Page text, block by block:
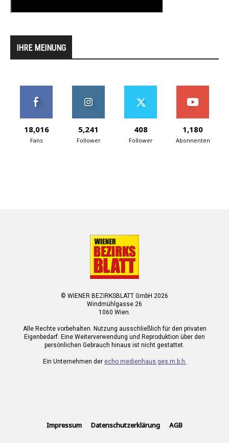
IHRE MEINUNG
18,016
Fans
5,241
Follower
408
Follower
1,180
Abonnenten
© WIENER BEZIRKSBLATT GmbH 2026
Windmühlgasse 26
1060 Wien.
Alle Rechte vorbehalten. Nutzung ausschließlich für den privaten
Eigenbedarf. Eine Weiterverwendung und Reproduktion über den
persönlichen Gebrauch hinaus ist nicht gestattet.
Ein Unternehmen der echo medienhaus ges.m.b.h.
Impressum Datenschutzerklärung AGB